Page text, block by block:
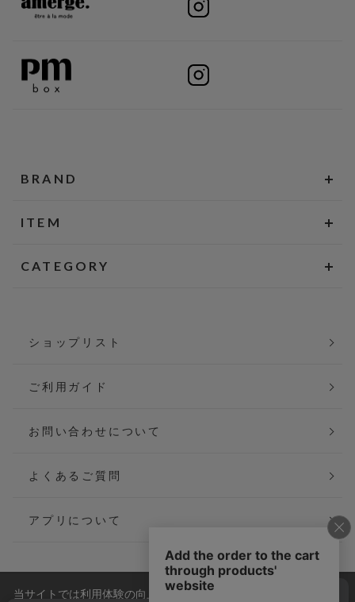
BRAND
ITEM
CATEGORY
ショップリスト
ご利用ガイド
お問い合わせについて
よくあるご質問
アプリについて
当サイトでは利用体験の向上およびコンテンツの最適な提供、ト